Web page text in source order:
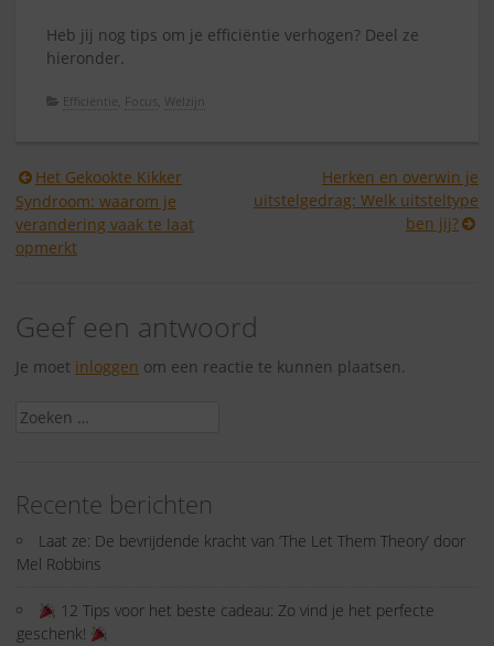
Heb jij nog tips om je efficiëntie verhogen? Deel ze
hieronder.
Efficiëntie Focus Welzijn
Berichtnavigatie
Het Gekookte Kikker
Syndroom: waarom je
verandering vaak te laat
opmerkt
Herken en overwin je
uitstelgedrag: Welk uitsteltype
ben jij?
Geef een antwoord
Je moet inloggen om een reactie te kunnen plaatsen.
Zoeken
Recente berichten
Laat ze: De bevrijdende kracht van ‘The Let Them Theory’ door
Mel Robbins
12 Tips voor het beste cadeau: Zo vind je het perfecte
geschenk!